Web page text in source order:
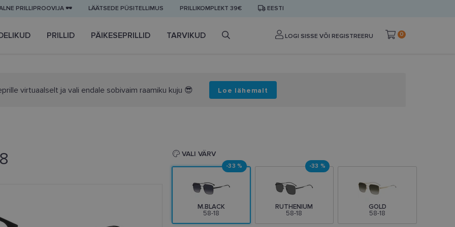
PRILLIPROOVIJA 🕶️ LÄÄTSEDE PÜSITELLIMUS PRILLIKOMPLEKT 39€ EESTI
PRILLID PÄIKESEPRILLID TARVIKUD LOGI SISSE VÕI REGISTREERU 0
virtuaalselt ja vali endale sobivaim raamiku kuju 😎 Loe lähemalt
VALI VÄRV
M.BLACK
58-18
-33 %
RUTHENIUM
58-18
-33 %
GOLD
58-18